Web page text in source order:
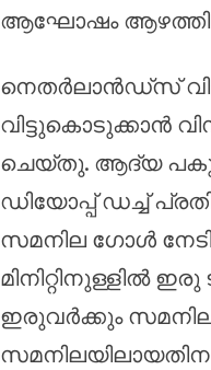
ആഘോഷം
നെതർലാൻഡ്‌സ്
വിട്ടുകൊടുക്കാൻ
ചെയ്തു. ആദ്യ
ഡിയോപ്പ് ഡച്ച്
സമനില ഗോൾ
മിനിറ്റിനുള്ളിൽ
ഇരുവർക്കും സമനില